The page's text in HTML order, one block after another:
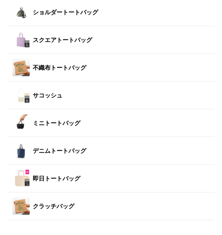
ショルダートートバッグ
スクエアトートバッグ
不織布トートバッグ
サコッシュ
ミニトートバッグ
デニムトートバッグ
即日トートバッグ
クラッチバッグ